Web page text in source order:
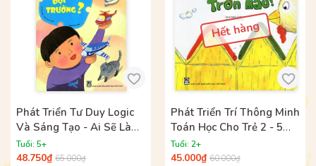
Phát Triển Tư Duy Logic
Và Sáng Tạo - Ai Sẽ Làm
Đội Trưởng ?
Tuổi: 5+
48.750₫ 65.000₫
Hết hàng
Phát Triển Trí Thông Minh
Toán Học Cho Trẻ 2 - 5
Tuổi - Trốn Mau! Trốn
Mau!
Tuổi: 2+
45.000₫ 60.000₫